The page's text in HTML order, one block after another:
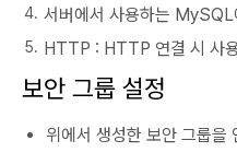
서버에서 사용하는 MySQL
HTTP : HTTP 연결 시 사
보안 그룹 설정
위에서 생성한 보안 그룹을